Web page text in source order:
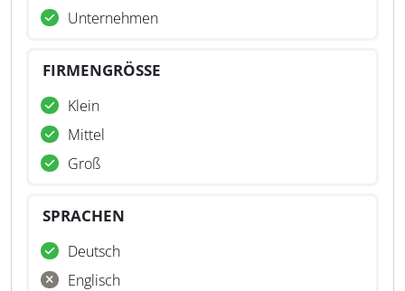
Unternehmen
FIRMENGRÖSSE
Klein
Mittel
Groß
SPRACHEN
Deutsch
Englisch